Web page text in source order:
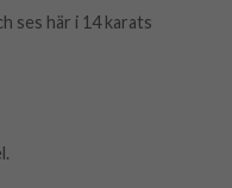
ses här i 14 karats